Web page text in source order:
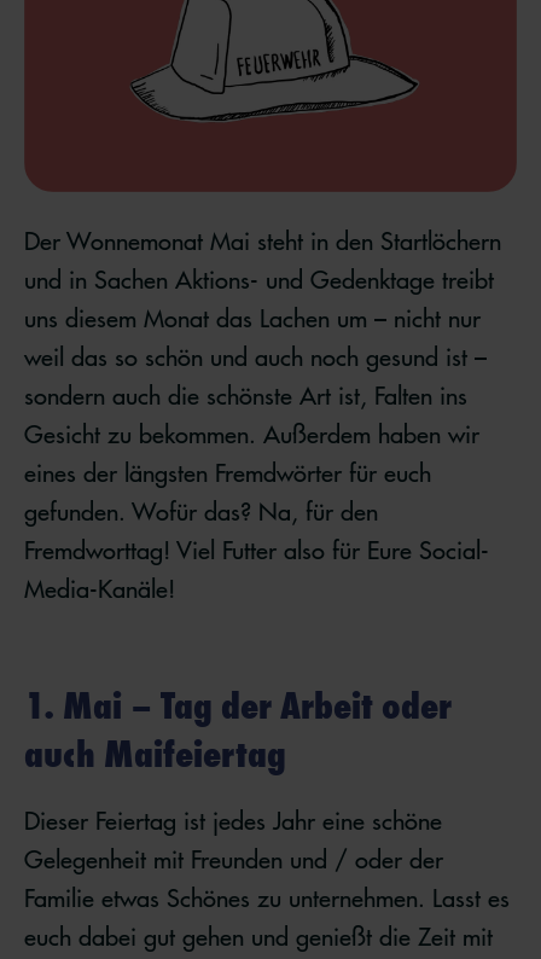
Der Wonnemonat Mai steht in den Startlöchern
und in Sachen Aktions- und Gedenktage treibt
uns diesem Monat das Lachen um – nicht nur
weil das so schön und auch noch gesund ist –
sondern auch die schönste Art ist, Falten ins
Gesicht zu bekommen. Außerdem haben wir
eines der längsten Fremdwörter für euch
gefunden. Wofür das? Na, für den
Fremdworttag! Viel Futter also für Eure Social-
Media-Kanäle!
1. Mai – Tag der Arbeit oder
auch Maifeiertag
Dieser Feiertag ist jedes Jahr eine schöne
Gelegenheit mit Freunden und / oder der
Familie etwas Schönes zu unternehmen. Lasst es
euch dabei gut gehen und genießt die Zeit mit